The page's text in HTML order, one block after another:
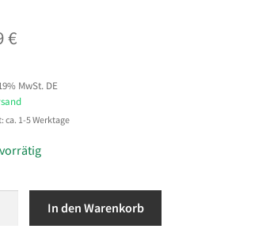
€
MwSt. DE
ca. 1-5 Werktage
In den Warenkorb